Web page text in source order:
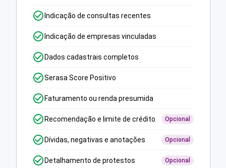
Indicação de consultas recentes
Indicação de empresas vinculadas
Dados cadastrais completos
Serasa Score Positivo
Faturamento ou renda presumida
Recomendação e limite de crédito Opcional
Dívidas, negativas e anotações Opcional
Detalhamento de protestos Opcional